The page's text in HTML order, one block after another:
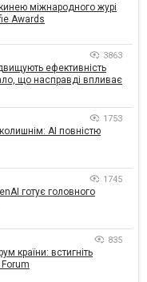
міжнародного журі
Awards
3863
ефективність
що насправді впливає
1753
AI повністю
1745
готує головного
835
країни: встигніть